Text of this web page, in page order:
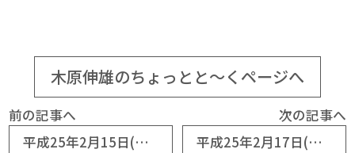
木原伸雄のちょっとと～くページへ
前の記事へ
平成25年2月15日(No5902) 国会にまっとうなスター誕生
次の記事へ
平成25年2月17日(No5904) 小粋なギャラリー